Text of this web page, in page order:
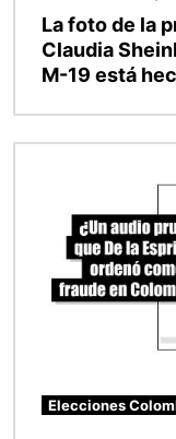
La foto de la
Claudia
M-19 está
Elecciones